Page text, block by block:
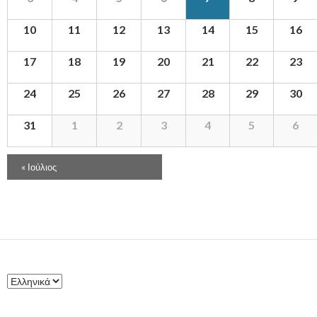
ο
λ
ώ
ν
Ε
κ
δ
ή
10 11 12 13 14 15 16
17 18 19 20 21 22 23
24 25 26 27 28 29 30
31 1 2 3 4 5 6
λ
Μ
« Ιούλιος